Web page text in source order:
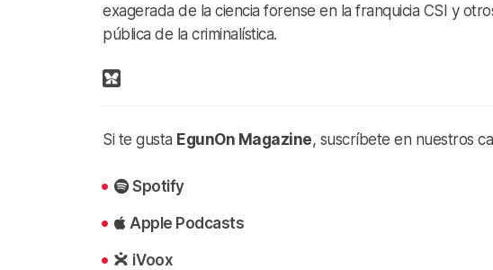
exagerada de la ciencia forense en la franquicia CSI y
pública de la criminalística.
Si te gusta EgunOn Magazine, suscríbete en nuestros
Spotify
Apple Podcasts
iVoox